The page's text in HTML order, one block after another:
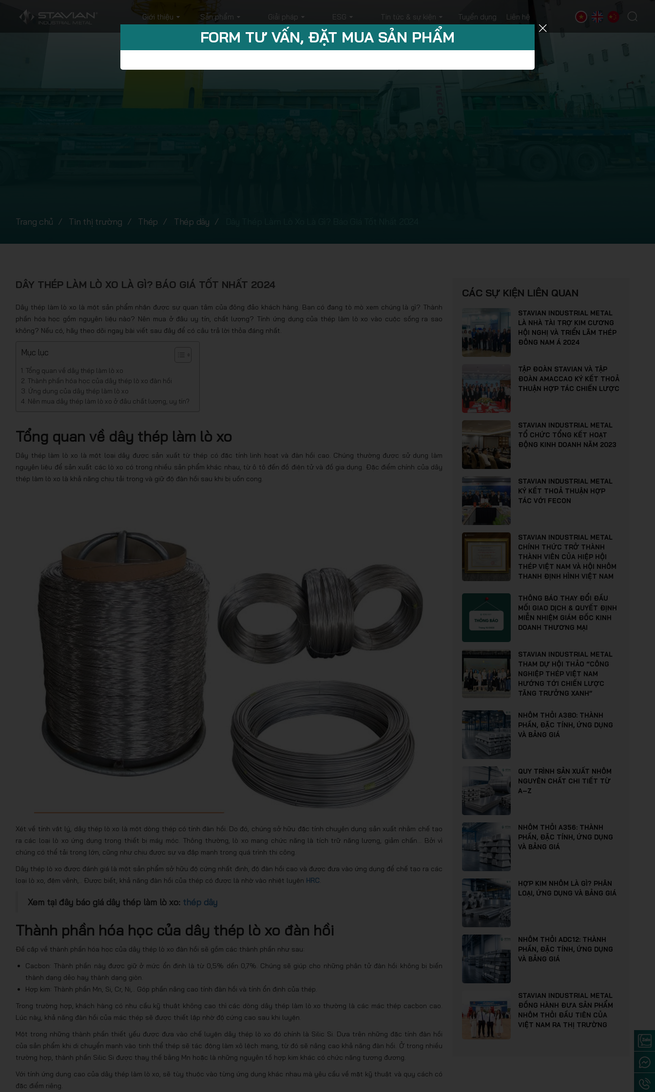
Giới thiệu Sản phẩm Giải pháp ESG Tin tức & sự kiện Tuyển dụng Liên hệ
Trang chủ Tin thị trường Thép Thép dây
DÂY THÉP LÀM LÒ XO LÀ GÌ? BÁO GIÁ TỐT NHẤT 2024
Dây thép làm lò xo là một sản phẩm nhận được sự quan tâm của đông đảo khách hàng. Bạn có đang tò mò xem chúng là gì? Thành
phần hóa học gồm nguyên liệu nào? Nên mua ở đâu uy tín, chất lượng? Tính ứng dụng của thép làm lò xo vào cuộc sống ra sao
không? Nếu có, hãy theo dõi ngay bài viết sau đây để có câu trả lời thỏa đáng nhất.
Mục lục
Tổng quan về dây thép làm lò xo
Thành phần hóa học của dây thép lò xo đàn hồi
Ứng dụng của dây thép làm lò xo
Nên mua dây thép làm lò xo ở đâu chất lượng, uy tín?
Tổng quan về dây thép làm lò xo
Dây thép làm lò xo là một loại dây được sản xuất từ thép có đặc tính linh hoạt và đàn hồi cao. Chúng thường được sử dụng làm
nguyên liệu để sản xuất các lò xo có trong nhiều sản phẩm khác nhau, từ ô tô đến đồ điện tử và đồ gia dụng. Đặc điểm chính của dây
thép làm lò xo là khả năng chịu tải trọng và giữ độ đàn hồi sau khi bị uốn cong.
Xét về tính vật lý, dây thép lò xo là một dòng thép có tính đàn hồi. Do đó, chúng sở hữu đặc tính chuyên dụng sản xuất nhằm chế tạo
ra các loại lò xo ứng dụng trong thiết bị máy móc. Thông thường, lò xo mang chức năng là tích trữ năng lượng, giảm chấn… Bởi vì
chúng có thể tải trọng lớn, cũng như chịu được sự va đập mạnh trong quá trình thi công.
Dây thép lò xo được đánh giá là một sản phẩm sở hữu độ cứng nhất định, độ đàn hồi cao và được đưa vào ứng dụng để chế tạo ra các
loại lò xo, đệm vênh,.. Được biết, khả năng đàn hồi của thép có được là nhờ vào nhiệt luyện HRC
Xem tại đây báo giá dây thép làm lò xo: thép dây
Thành phần hóa học của dây thép lò xo đàn hồi
Đề cập về thành phần hóa học của dây thép lò xo đàn hồi sẽ gồm các thành phần như sau:
Cacbon: Thành phần này được giữ ở mức ổn định là từ 0,5% dến 0,7%. Chúng sẽ giúp cho những phân tử đàn hồi không bị biến
thành dạng dẻo hay thành dạng giòn.
Hợp kim: Thành phần Mn, Si, Cr, Ni,.. Góp phần nâng cao tính đàn hồi và tính ổn định của thép.
Trong trường hợp, khách hàng có nhu cầu kỹ thuật không cao thì các dòng dây thép làm lò xo thường là các mác thép cacbon cao.
Lúc này, khả năng đàn hồi của mác thép sẽ được thiết lập nhờ độ cứng cao sau khi luyện.
Một trong những thành phần thiết yếu được đưa vào chế luyện dây thép lò xo đó chính là Silic Si. Dựa trên những đặc tính đàn hồi
của sản phẩm khi di chuyển mạnh vào tinh thể thép sẽ tác động làm xô lệch mạng, từ đó sẽ nâng cao khả năng đàn hồi. Ở trong nhiều
trường hợp, thành phần Silic Si được thay thế bằng Mn hoặc là những nguyên tố hợp kim khác có chức năng tương đương.
Với tính ứng dụng cao của dây thép làm lò xo, sẽ tùy thuộc vào từng ứng dụng khác nhau mà yêu cầu về mặt kỹ thuật và quy cách có
đặc điểm riêng.
CÁC SỰ KIỆN LIÊN QUAN
STAVIAN INDUSTRIAL METAL
LÀ NHÀ TÀI TRỢ KIM CƯƠNG
HỘI NGHỊ VÀ TRIỂN LÃM THÉP
ĐÔNG NAM Á 2024
TẬP ĐOÀN STAVIAN VÀ TẬP
ĐOÀN AMACCAO KÝ KẾT THOẢ
THUẬN HỢP TÁC CHIẾN LƯỢC
STAVIAN INDUSTRIAL METAL
TỔ CHỨC TỔNG KẾT HOẠT
ĐỘNG KINH DOANH NĂM 2023
STAVIAN INDUSTRIAL METAL
KÝ KẾT THOẢ THUẬN HỢP
TÁC VỚI FECON
STAVIAN INDUSTRIAL METAL
CHÍNH THỨC TRỞ THÀNH
THÀNH VIÊN CỦA HIỆP HỘI
THÉP VIỆT NAM VÀ HỘI NHÔM
THANH ĐỊNH HÌNH VIỆT NAM
THÔNG BÁO THAY ĐỔI ĐẦU
MỐI GIAO DỊCH & QUYẾT ĐỊNH
MIỄN NHIỆM GIÁM ĐỐC KINH
DOANH THƯƠNG MẠI
STAVIAN INDUSTRIAL METAL
THAM DỰ HỘI THẢO “CÔNG
NGHIỆP THÉP VIỆT NAM
HƯỚNG TỚI CHIẾN LƯỢC
TĂNG TRƯỞNG XANH”
NHÔM THỎI A380: THÀNH
PHẦN, ĐẶC TÍNH, ỨNG DỤNG
VÀ BẢNG GIÁ
QUY TRÌNH SẢN XUẤT NHÔM
NGUYÊN CHẤT CHI TIẾT TỪ
A–Z
NHÔM THỎI A356: THÀNH
PHẦN, ĐẶC TÍNH, ỨNG DỤNG
VÀ BẢNG GIÁ
HỢP KIM NHÔM LÀ GÌ? PHÂN
LOẠI, ỨNG DỤNG VÀ BẢNG GIÁ
NHÔM THỎI ADC12: THÀNH
PHẦN, ĐẶC TÍNH, ỨNG DỤNG
VÀ BẢNG GIÁ
STAVIAN INDUSTRIAL METAL
ĐỒNG HÀNH ĐƯA SẢN PHẨM
NHÔM THỎI ĐẦU TIÊN CỦA
VIỆT NAM RA THỊ TRƯỜNG
FORM TƯ VẤN, ĐẶT MUA SẢN PHẨM